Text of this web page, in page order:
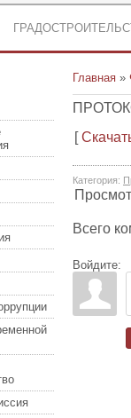
Главная »
[
Категория:
Всего
Войдите: